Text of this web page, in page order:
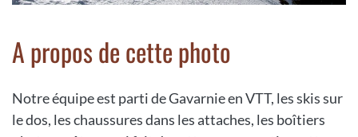
A propos de cette photo
Notre équipe est parti de Gavarnie en VTT, les skis sur
le dos, les chaussures dans les attaches, les boîtiers